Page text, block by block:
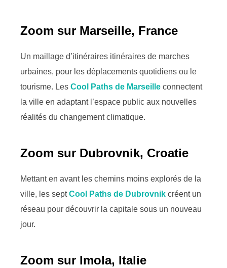
Zoom sur Marseille, France
Un maillage d’itinéraires itinéraires de marches
urbaines, pour les déplacements quotidiens ou le
tourisme. Les Cool Paths de Marseille connectent
la ville en adaptant l’espace public aux nouvelles
réalités du changement climatique.
Zoom sur Dubrovnik, Croatie
Mettant en avant les chemins moins explorés de la
ville, les septCool Paths de Dubrovnik créent un
réseau pour découvrir la capitale sous un nouveau
jour.
Zoom sur Imola, Italie